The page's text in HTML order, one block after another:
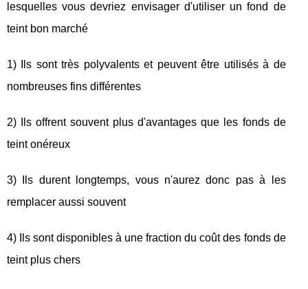
lesquelles vous devriez envisager d'utiliser un fond de
teint bon marché
1) Ils sont très polyvalents et peuvent être utilisés à de
nombreuses fins différentes
2) Ils offrent souvent plus d'avantages que les fonds de
teint onéreux
3) Ils durent longtemps, vous n'aurez donc pas à les
remplacer aussi souvent
4) Ils sont disponibles à une fraction du coût des fonds de
teint plus chers